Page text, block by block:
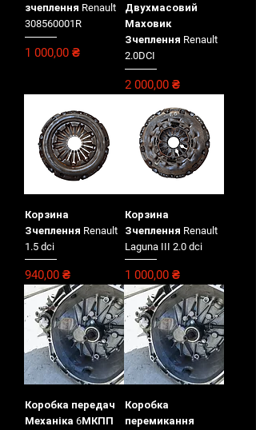
зчеплення Renault
308560001R
Цена
1 000,00 ₴
Двухмасовий
Маховик
Зчеплення Renault
2.0DCI
Цена
2 000,00 ₴
Корзина
Зчеплення Renault
1.5 dci
Цена
940,00 ₴
Корзина
Зчеплення Renault
Laguna III 2.0 dci
Цена
1 000,00 ₴
Коробка передач
Механіка 6МКПП
Коробка
перемикання